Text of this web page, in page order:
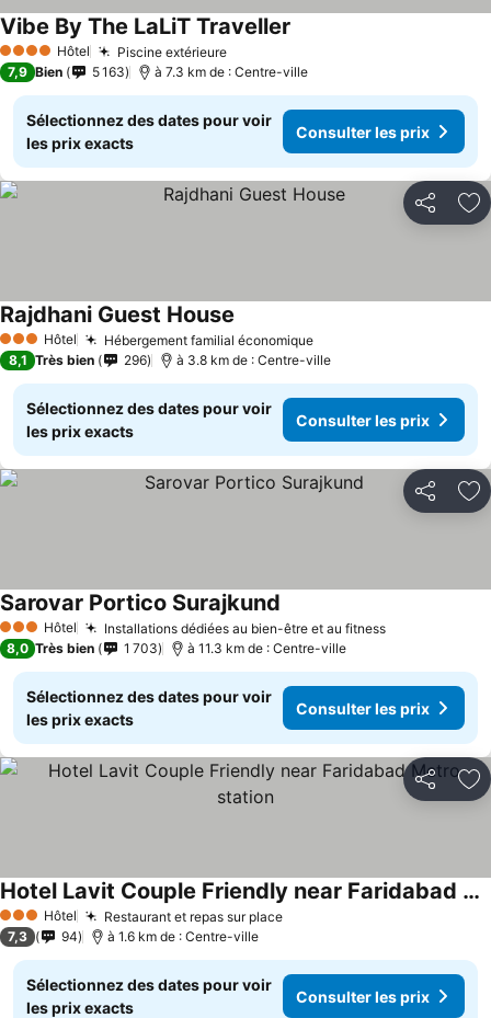
4 Étoiles Hôtel Piscine extérieure
Vibe By The LaLiT Traveller
7,9 Bien 5 163 à 7.3 km de : Centre-ville
Sélectionnez des dates pour voir
les prix exacts
Consulter les prix
Partager
3 ÉtoilesHôtel Hébergement familial économique
Rajdhani Guest House
8,1 Très bien 296 à 3.8 km de : Centre-ville
Sélectionnez des dates pour voir
les prix exacts
Consulter les prix
Partager
3 ÉtoilesHôtel Installations dédiées au bien-être et au fitness
Sarovar Portico Surajkund
8,0 Très bien 1 703 à 11.3 km de : Centre-ville
Sélectionnez des dates pour voir
les prix exacts
Consulter les prix
Partager
3 ÉtoilesHôtel Restaurant et repas sur place
Hotel Lavit Couple Friendly near Faridabad Metro station
7,3 94 à 1.6 km de : Centre-ville
Sélectionnez des dates pour voir
les prix exacts
Consulter les prix